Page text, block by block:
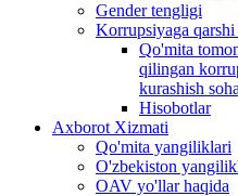
Gender tengligi
Korrupsiyaga qarshi
Qo'mita
qilingan
kurashish
Hisobotlar
Аxborot Xizmati
Qo'mita yangiliklari
O'zbekiston
OAV yo'llar haqida